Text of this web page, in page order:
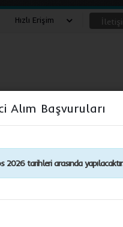
Hızlı Erişim
Programlar
Alım Başvuruları
tarihleri arasında yapılacaktır.